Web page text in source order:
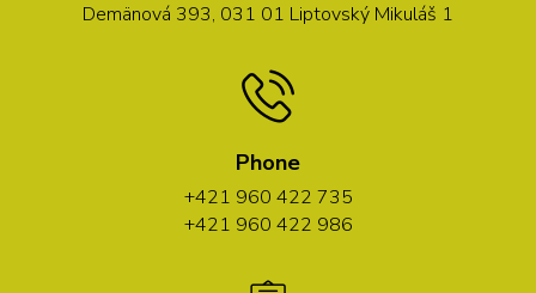
Demänová 393, 031 01 Liptovský Mikuláš 1
Phone
+421 960 422 735
+421 960 422 986